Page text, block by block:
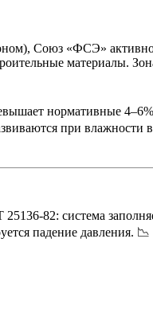
Союз «ФСЭ»
материалы.
нормативные
при влажности
82: система
падение давления. 📉